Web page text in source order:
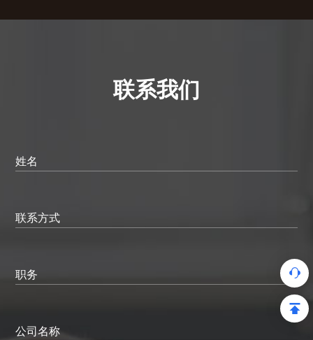
联系我们
姓名
联系方式
职务
公司名称